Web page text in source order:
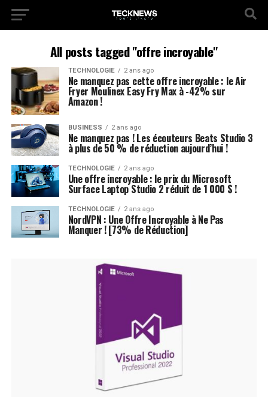
All posts tagged "offre incroyable"
TECHNOLOGIE 2 ans ago
Ne manquez pas cette offre incroyable : le Air
Fryer Moulinex Easy Fry Max à -42% sur
Amazon !
BUSINESS 2 ans ago
Ne manquez pas ! Les écouteurs Beats Studio 3
à plus de 50 % de réduction aujourd’hui !
TECHNOLOGIE 2 ans ago
Une offre incroyable : le prix du Microsoft
Surface Laptop Studio 2 réduit de 1 000 $ !
TECHNOLOGIE 2 ans ago
NordVPN : Une Offre Incroyable à Ne Pas
Manquer ! [73% de Réduction]